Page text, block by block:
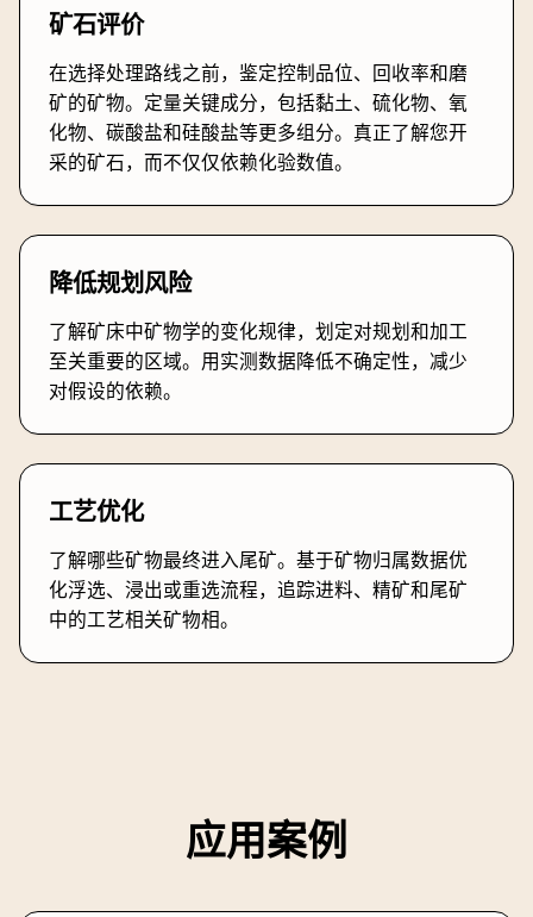
矿石评价
在选择处理路线之前，鉴定控制品位、回收率和磨
矿的矿物。定量关键成分，包括黏土、硫化物、氧
化物、碳酸盐和硅酸盐等更多组分。真正了解您开
采的矿石，而不仅仅依赖化验数值。
降低规划风险
了解矿床中矿物学的变化规律，划定对规划和加工
至关重要的区域。用实测数据降低不确定性，减少
对假设的依赖。
工艺优化
了解哪些矿物最终进入尾矿。基于矿物归属数据优
化浮选、浸出或重选流程，追踪进料、精矿和尾矿
中的工艺相关矿物相。
应用案例